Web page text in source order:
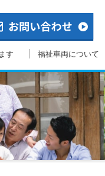
す 福祉車両について